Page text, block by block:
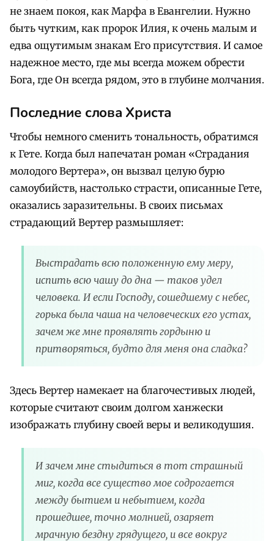
не знаем покоя, как Марфа в Евангелии. Нужно
быть чутким, как пророк Илия, к очень малым и
едва ощутимым знакам Его присутствия. И самое
надежное место, где мы всегда можем обрести
Бога, где Он всегда рядом, это в глубине молчания.
Последние слова Христа
Чтобы немного сменить тональность, обратимся
к Гете. Когда был напечатан роман «Страдания
молодого Вертера», он вызвал целую бурю
самоубийств, настолько страсти, описанные Гете,
оказались заразительны. В своих письмах
страдающий Вертер размышляет:
Выстрадать всю положенную ему меру,
испить всю чашу до дна — таков удел
человека. И если Господу, сошедшему с небес,
горька была чаша на человеческих его устах,
зачем же мне проявлять гордыню и
притворяться, будто для меня она сладка?
Здесь Вертер намекает на благочестивых людей,
которые считают своим долгом ханжески
изображать глубину своей веры и великодушия.
И зачем мне стыдиться в тот страшный
миг, когда все существо мое содрогается
между бытием и небытием, когда
прошедшее, точно молнией, озаряет
мрачную бездну грядущего, и все вокруг